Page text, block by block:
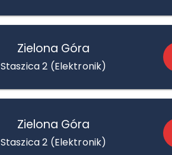
Zielona Góra
Staszica 2 (Elektronik)
Zielona Góra
Staszica 2 (Elektronik)